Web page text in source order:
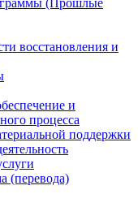
(Прошлые
восстановления и
и
процесса
поддержки
(перевода)